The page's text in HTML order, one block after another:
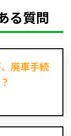
る質問
廃車手続